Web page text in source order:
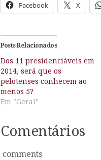
Facebook X
Posts Relacionados
Dos 11 presidenciáveis em
2014, será que os
pelotenses conhecem ao
menos 5?
Em "Geral"
Comentários
comments